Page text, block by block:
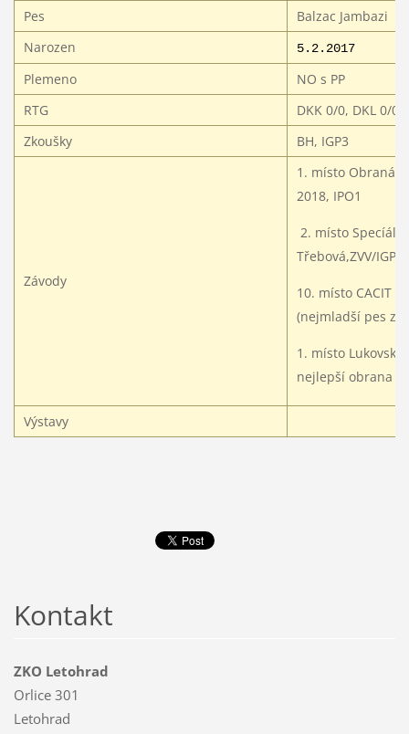
Pes
Balzac Jambazi
Narozen
5.2.2017
Plemeno
NO s PP
RTG
DKK 0/0, DKL 0/0,
Zkoušky
BH, IGP3
Závody
1. místo
2018, IPO1
2. místo Specíál
Třebová,ZVV/IGP
10. místo CACIT
(nejmladší pes
1. místo Lukovský
nejlepší obrana
Výstavy
Kontakt
ZKO Letohrad
Orlice 301
Letohrad